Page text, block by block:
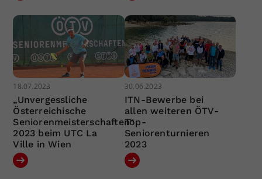
18.07.2023
„Unvergessliche
Österreichische
Seniorenmeisterschaften“
2023 beim UTC La
Ville in Wien
30.06.2023
ITN-Bewerbe bei
allen weiteren ÖTV-
Top-
Seniorenturnieren
2023